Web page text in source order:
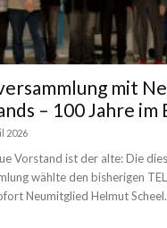
mit
– 100 Jahre im
2026
Vorstand ist der alte: Die
wählte den bisherigen
Neumitglied Helmut